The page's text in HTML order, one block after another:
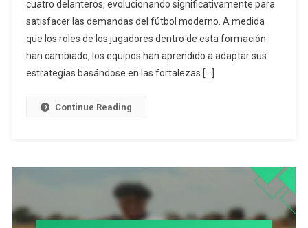
4:
Evolución
De
Roles,
cuatro delanteros, evolucionando significativamente para
satisfacer las demandas del fútbol moderno. A medida
que los roles de los jugadores dentro de esta formación
han cambiado, los equipos han aprendido a adaptar sus
estrategias basándose en las fortalezas […]
Continue Reading